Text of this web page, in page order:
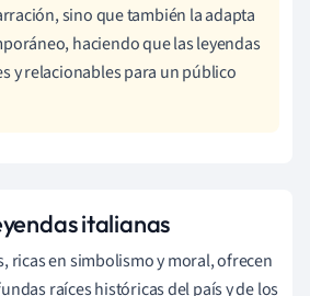
sino que también la adapta
haciendo que las leyendas
y relacionables para un público
italianas
ricas en simbolismo y moral, ofrecen
raíces históricas del país y de los